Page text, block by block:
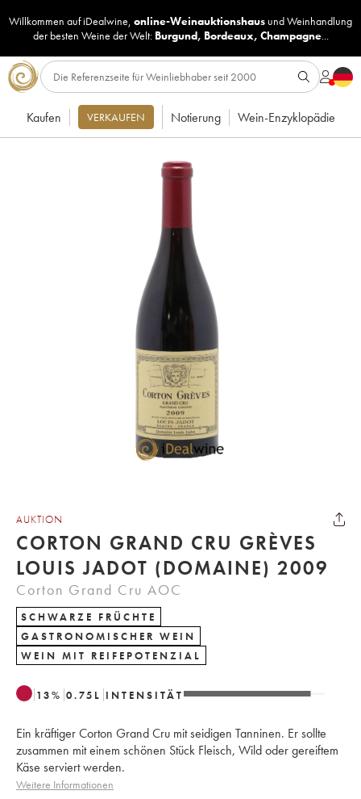
Willkommen auf iDealwine, online-Weinauktionshaus undWeinhandlung
der besten Weine der Welt: Burgund, Bordeaux, Champagne...
Kaufen VERKAUFEN Notierung Wein-Enzyklopädie
AUKTION
CORTON GRAND CRU GRÈVES
LOUIS JADOT (DOMAINE) 2009
Corton Grand Cru AOC
SCHWARZE FRÜCHTE
GASTRONOMISCHER WEIN
WEIN MIT REIFEPOTENZIAL
13% 0.75 L INTENSITÄT
Ein kräftiger Corton Grand Cru mit seidigen Tanninen. Er sollte
zusammen mit einem schönen Stück Fleisch, Wild oder gereiftem
Käse serviert werden.
Weitere Informationen